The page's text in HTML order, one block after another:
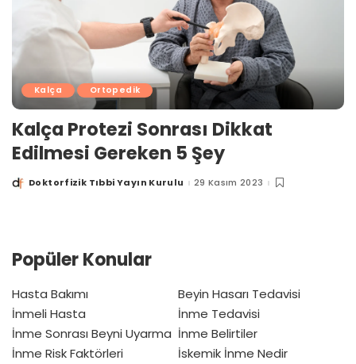
Kalça Ortopedik
Kalça Protezi Sonrası Dikkat
Edilmesi Gereken 5 Şey
PostedDoktorfizik Tıbbi Yayın Kurulu 29 Kasım 2023
Popüler Konular
Hasta Bakımı
İnmeli Hasta
İnme Sonrası Beyni Uyarma
İnme Risk Faktörleri
Beyin Hasarı Tedavisi
İnme Tedavisi
İnme Belirtiler
İskemik İnme Nedir